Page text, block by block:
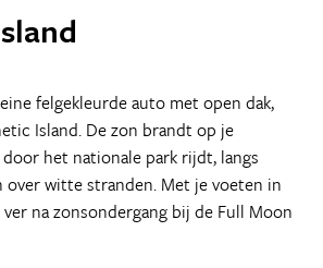
felgekleurde auto met open dak,
Island. De zon brandt op je
het nationale park rijdt, langs
over witte stranden. Met je voeten in
na zonsondergang bij de Full Moon